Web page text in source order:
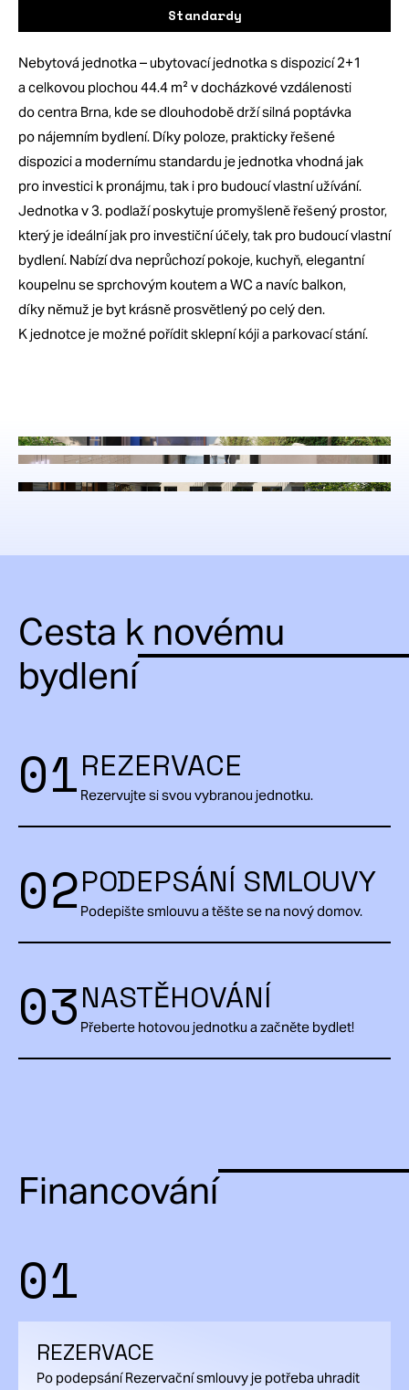
Standardy
Nebytová jednotka – ubytovací jednotka s dispozicí 2+1
a celkovou plochou 44.4 m² v docházkové vzdálenosti
do centra Brna, kde se dlouhodobě drží silná poptávka
po nájemním bydlení. Díky poloze, prakticky řešené
dispozici a modernímu standardu je jednotka vhodná jak
pro investici k pronájmu, tak i pro budoucí vlastní užívání.
Jednotka v 3. podlaží poskytuje promyšleně řešený prostor,
který je ideální jak pro investiční účely, tak pro budoucí vlastní
bydlení. Nabízí dva neprůchozí pokoje, kuchyň, elegantní
koupelnu se sprchovým koutem a WC a navíc balkon,
díky němuž je byt krásně prosvětlený po celý den.
K jednotce je možné pořídit sklepní kóji a parkovací stání.
Cesta k novému
bydlení
01REZERVACE
Rezervujte si svou vybranou jednotku.
02PODEPSÁNÍ SMLOUVY
Podepište smlouvu a těšte se na nový domov.
03NASTĚHOVÁNÍ
Přeberte hotovou jednotku a začněte bydlet!
Financování
01
REZERVACE
Po podepsání Rezervační smlouvy je potřeba uhradit